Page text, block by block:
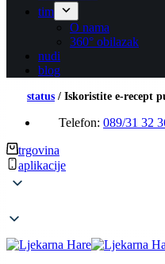
tim
O nama
360° obilazak
nudi
blog
status / Iskoristite e-recept
Telefon: 089/31 32
trgovina
aplikacije